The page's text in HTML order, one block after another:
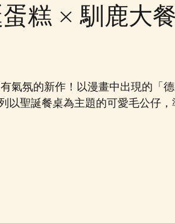
糕 × 馴鹿大
氣氛的新作！以漫畫中出現的「
以聖誕餐桌為主題的可愛毛公仔